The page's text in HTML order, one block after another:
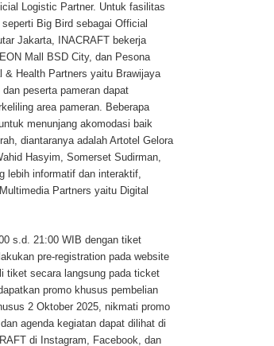
Logistic Partner. Untuk fasilitas
Big Bird sebagai Official
Jakarta, INACRAFT bekerja
Mall BSD City, dan Pesona
& Health Partners yaitu Brawijaya
peserta pameran dapat
area pameran. Beberapa
menunjang akomodasi baik
diantaranya adalah Artotel Gelora
Hasyim, Somerset Sudirman,
lebih informatif dan interaktif,
Partners yaitu Digital
s.d. 21:00 WIB dengan tiket
pre-registration pada website
tiket secara langsung pada ticket
promo khusus pembelian
2 Oktober 2025, nikmati promo
agenda kegiatan dapat dilihat di
di Instagram, Facebook, dan